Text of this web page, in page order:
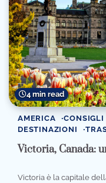
4 min read
AMERICA CONSIGLI
DESTINAZIONI
Victoria, Canada:
Victoria è la capitale